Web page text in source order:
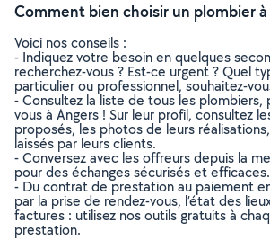
Comment bien choisir un plombier à
Voici nos conseils :
- Indiquez votre besoin en quelques
recherchez-vous ? Est-ce urgent ? Quel
particulier ou professionnel, souhaitez-
- Consultez la liste de tous les plombiers,
vous à Angers ! Sur leur profil, consultez
proposés, les photos de leurs
laissés par leurs clients.
- Conversez avec les offreurs depuis la
pour des échanges sécurisés et efficaces.
- Du contrat de prestation au paiement
par la prise de rendez-vous, l’état des
factures : utilisez nos outils gratuits à
prestation.